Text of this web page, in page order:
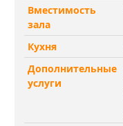
Вместимость
зала
Кухня
Дополнительные
услуги